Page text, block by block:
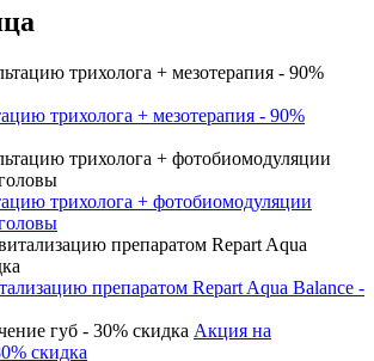
трихолога + мезотерапия - 90%
трихолога + фотобиомодуляции
препаратом Repart Aqua Balance -
Акция на
скидка